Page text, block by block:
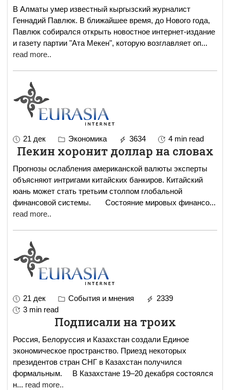
В Алматы умер известный кыргызский журналист
Геннадий Павлюк. В ближайшее время, до Нового года,
Павлюк собирался открыть новостное интернет-издание
и газету партии "Ата Мекен", которую возглавляет оп...
read more..
21 дек Экономика 3634 4 min read
Пекин хоронит доллар на словах
Прогнозы ослабления американской валюты эксперты
объясняют интригами китайских банкиров. Китайский
юань может стать третьим столпом глобальной
финансовой системы. Состояние мировых финансо...
read more..
21 дек События и мнения
2339
3 min read
Подписали на троих
Россия, Белоруссия и Казахстан создали Единое
экономическое пространство. Приезд некоторых
президентов стран СНГ в Казахстан получился
формальным. В Казахстане 19–20 декабря состоялся
н... read more..